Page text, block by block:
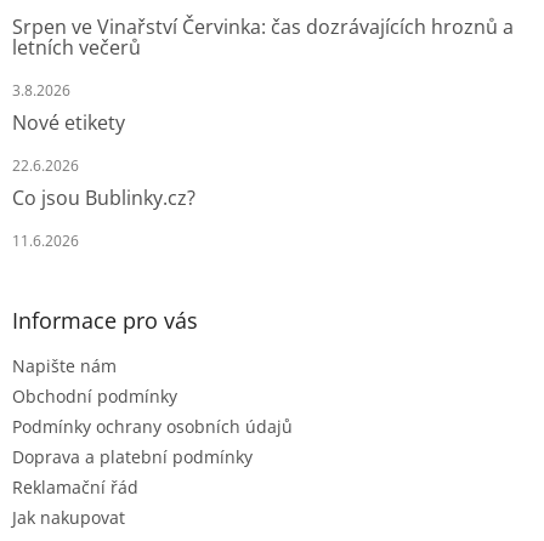
Srpen ve Vinařství Červinka: čas dozrávajících hroznů a
letních večerů
3.8.2026
Nové etikety
22.6.2026
Co jsou Bublinky.cz?
11.6.2026
Informace pro vás
Napište nám
Obchodní podmínky
Podmínky ochrany osobních údajů
Doprava a platební podmínky
Reklamační řád
Jak nakupovat